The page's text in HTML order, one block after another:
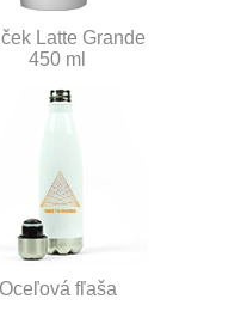
Latte Grande
450 ml
Oceľová fľaša